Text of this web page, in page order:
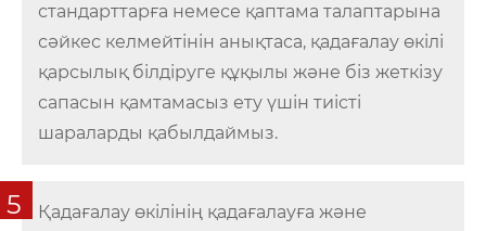
стандарттарға немесе қаптама талаптарына
сәйкес келмейтінін анықтаса, қадағалау өкілі
қарсылық білдіруге құқылы және біз жеткізу
сапасын қамтамасыз ету үшін тиісті
шараларды қабылдаймыз.
5
Қадағалау өкілінің қадағалауға және